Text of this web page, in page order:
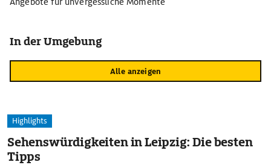
In der Umgebung
Alle anzeigen
Highlights
Sehenswürdigkeiten in Leipzig: Die besten
Tipps